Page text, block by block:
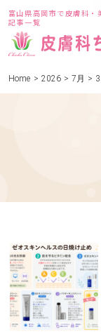
富山県高岡市で皮膚科・
記事一覧
Home > 2026 > 7月 > 3